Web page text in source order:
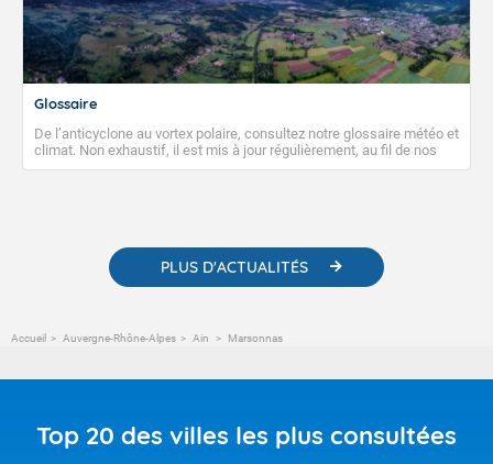
Glossaire
De l’anticyclone au vortex polaire, consultez notre glossaire météo et
climat. Non exhaustif, il est mis à jour régulièrement, au fil de nos
publications. Vous y trouverez également des liens utiles vers nos
PLUS D'ACTUALITÉS
Accueil Auvergne-Rhône-Alpes Ain Marsonnas
Top 20 des villes les plus consultées